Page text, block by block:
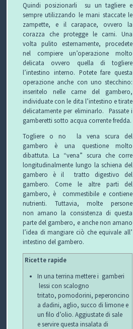
Quindi posizionarli su un tagliere e
sempre utilizzando le mani staccate le
zampette, e il carapace, ovvero la
corazza che protegge le carni. Una
volta pulito esternamente, procedete
nel compiere un’operazione molto
delicata ovvero quella di togliere
l’intestino interno. Potete fare questa
operazione anche con uno stecchino:
inseritelo nelle carne del gambero,
individuate con le dita l’intestino e tirate
delicatamente per eliminarlo. Passate i
gamberetti sotto acqua corrente fredda.
Togliere o no la vena scura del
gambero è una questione molto
dibattuta. La “vena” scura che corre
longitudinalmente lungo la schiena del
gambero è il tratto digestivo del
gambero. Come le altre parti del
gambero, è commestibile e contiene
nutrienti. Tuttavia, molte persone
non amano la consistenza di questa
parte del gambero, e anche non amano
l’idea di mangiare ciò che equivale all’
intestino del gambero.
Ricette rapide
In una terrina mettere i gamberi
lessi con scalogno
tritato, pomodorini, peperoncino
a dadini, aglio, succo di limone e
un filo d’olio. Aggiustate di sale
e servire questa insalata di